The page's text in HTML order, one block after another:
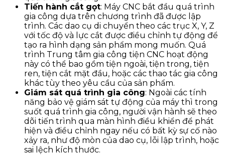
Tiến hành cắt gọt: Máy CNC bắt đầu quá trình
gia công dựa trên chương trình đã được lập
trình. Các dao cụ di chuyển theo các trục X, Y, Z
với tốc độ và lực cắt được điều chỉnh tự động để
tạo ra hình dạng sản phẩm mong muốn. Quá
trình Trung tâm gia công tiện CNC hoạt động
này có thể bao gồm tiện ngoài, tiện trong, tiện
ren, tiện cắt mặt đầu, hoặc các thao tác gia công
khác tùy theo yêu cầu của sản phẩm.
Giám sát quá trình gia công: Ngoài các tính
năng bảo vệ giám sát tự động của máy thì trong
suốt quá trình gia công, người vận hành sẽ theo
dõi tiến trình qua màn hình điều khiển để phát
hiện và điều chỉnh ngay nếu có bất kỳ sự cố nào
xảy ra, như độ mòn của dao cụ, lỗi lập trình, hoặc
sai lệch kích thước.